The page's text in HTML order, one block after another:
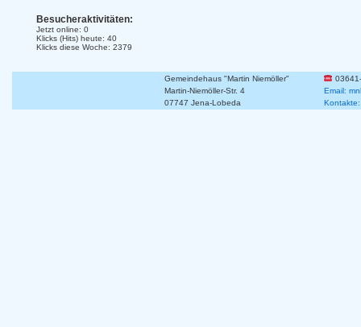
Besucheraktivitäten:
Jetzt online: 0
Klicks (Hits) heute: 40
Klicks diese Woche: 2379
Gemeindehaus "Martin Niemöller"
Martin-Niemöller-Str. 4
Email:
07747 Jena-Lobeda